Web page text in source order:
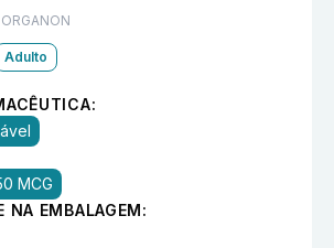
ORGANON
Adulto
MCG
NA EMBALAGEM: